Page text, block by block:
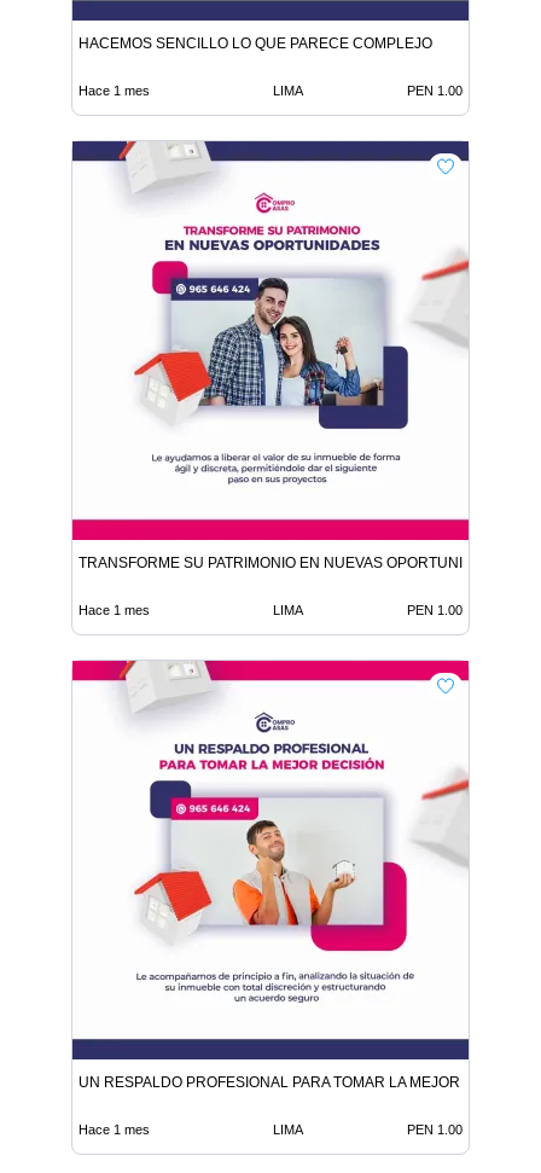
HACEMOS SENCILLO LO QUE PARECE COMPLEJO
Hace 1 mes LIMA PEN 1.00
TRANSFORME SU PATRIMONIO EN NUEVAS OPORTUNIDADES
Hace 1 mes LIMA PEN 1.00
UN RESPALDO PROFESIONAL PARA TOMAR LA MEJOR DECISIÓN
Hace 1 mes LIMA PEN 1.00